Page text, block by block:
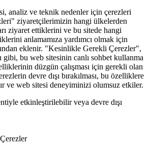
analiz ve teknik nedenler için çerezleri
ziyaretçilerimizin hangi ülkelerden
ziyaret ettiklerini ve bu sitede hangi
anlamamıza yardımcı olmak için
eklenir. "Kesinlikle Gerekli Çerezler",
gibi, bu web sitesinin canlı sohbet kullanma
düzgün çalışması için gerekli olan
devre dışı bırakılması, bu özelliklere
ve web sitesi deneyiminizi olumsuz etkiler.
etkinleştirilebilir veya devre dışı